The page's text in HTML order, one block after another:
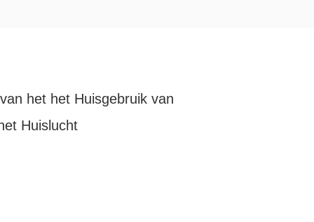
het het Huisgebruik van
Huislucht